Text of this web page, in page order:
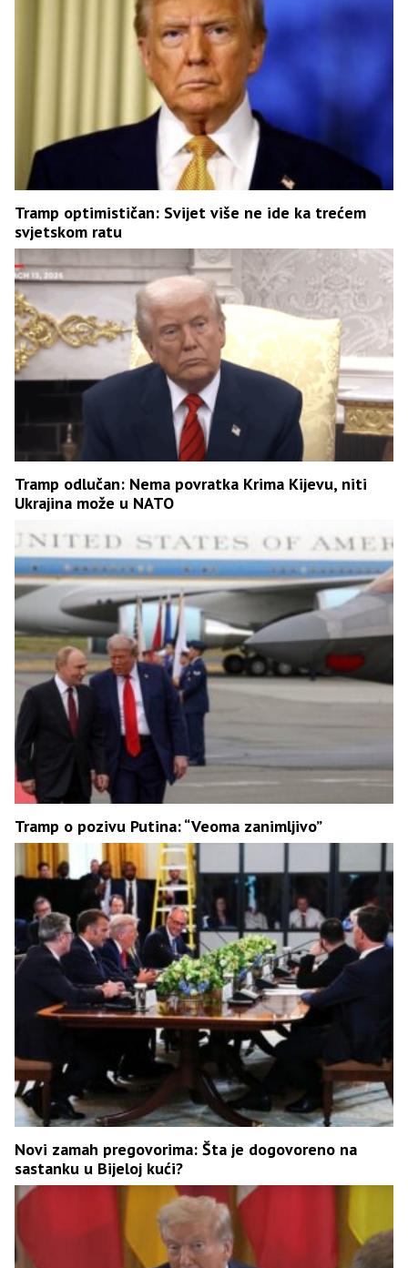
Tramp optimističan: Svijet više ne ide ka trećem
svjetskom ratu
Tramp odlučan: Nema povratka Krima Kijevu, niti
Ukrajina može u NATO
Tramp o pozivu Putina: “Veoma zanimljivo”
Novi zamah pregovorima: Šta je dogovoreno na
sastanku u Bijeloj kući?